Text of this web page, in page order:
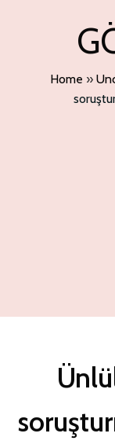
Home »